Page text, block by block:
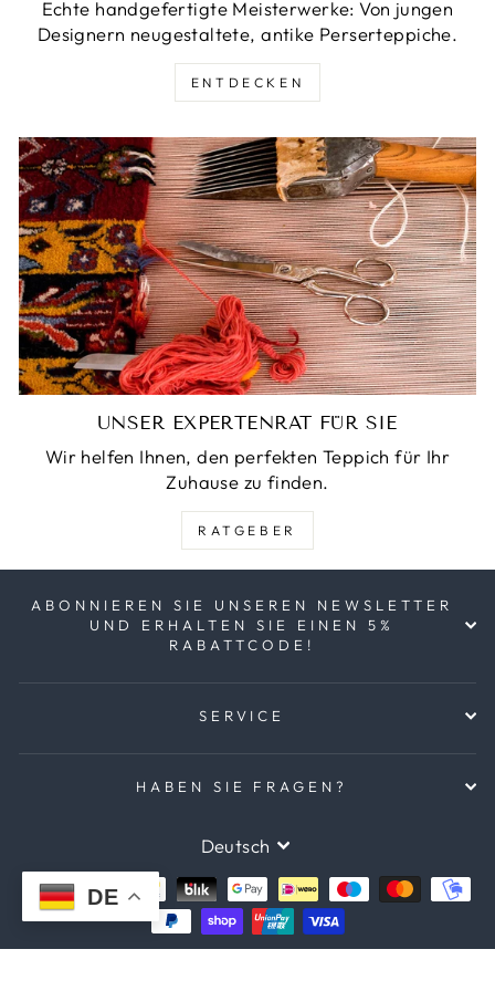
Echte handgefertigte Meisterwerke: Von jungen
Designern neugestaltete, antike Perserteppiche.
ENTDECKEN
UNSER EXPERTENRAT FÜR SIE
Wir helfen Ihnen, den perfekten Teppich für Ihr
Zuhause zu finden.
RATGEBER
ABONNIEREN SIE UNSEREN NEWSLETTER
UND ERHALTEN SIE EINEN 5%
RABATTCODE!
SERVICE
HABEN SIE FRAGEN?
SPRACHE
Deutsch
DE